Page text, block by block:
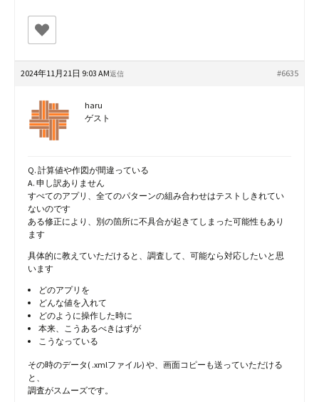
2024年11月21日 9:03 AM #6635
返信
haru
ゲスト
Q. 計算値や作図が間違っている
A. 申し訳ありません
すぺてのアプリ、全てのパターンの組み合わせはテストしきれてい
ないのです
ある修正により、別の箇所に不具合が起きてしまった可能性もあり
ます
具体的に教えていただけると、調査して、可能なら対応したいと思
います
どのアプリを
どんな値を入れて
どのように操作した時に
本来、こうあるべきはずが
こうなっている
その時のデータ( .xmlファイル) や、画面コピーも送っていただける
と、
調査がスムーズです。